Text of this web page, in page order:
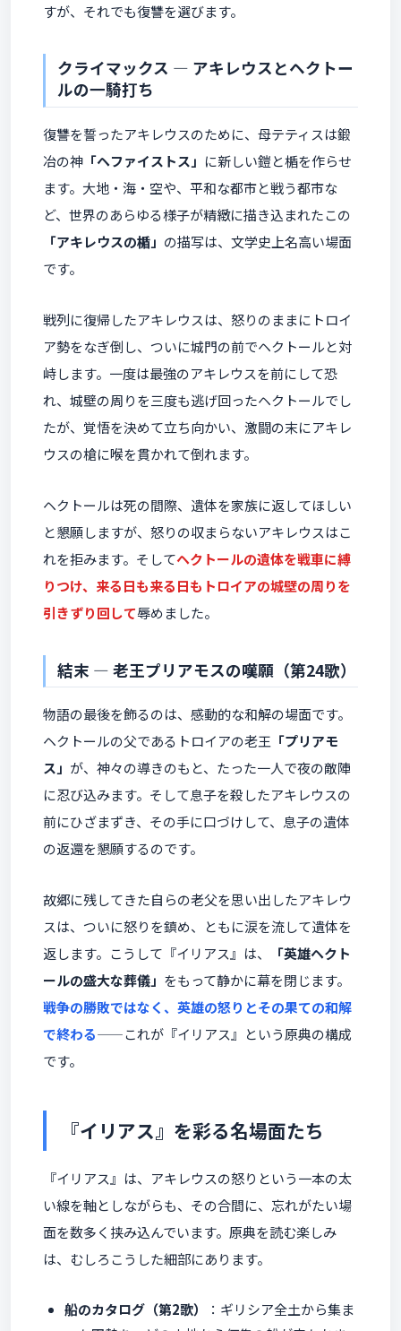
すが、それでも復讐を選びます。
クライマックス ― アキレウスとヘクトー
ルの一騎打ち
復讐を誓ったアキレウスのために、母テティスは鍛
冶の神 「ヘファイストス」 に新しい鎧と楯を作らせ
ます。大地・海・空や、平和な都市と戦う都市な
ど、世界のあらゆる様子が精緻に描き込まれたこの
「アキレウスの楯」 の描写は、文学史上名高い場面
です。
戦列に復帰したアキレウスは、怒りのままにトロイ
ア勢をなぎ倒し、ついに城門の前でヘクトールと対
峙します。一度は最強のアキレウスを前にして恐
れ、城壁の周りを三度も逃げ回ったヘクトールでし
たが、覚悟を決めて立ち向かい、激闘の末にアキレ
ウスの槍に喉を貫かれて倒れます。
ヘクトールは死の間際、遺体を家族に返してほしい
と懇願しますが、怒りの収まらないアキレウスはこ
れを拒みます。そしてヘクトールの遺体を戦車に縛
りつけ、来る日も来る日もトロイアの城壁の周りを
引きずり回して辱めました。
結末 ― 老王プリアモスの嘆願（第24歌）
物語の最後を飾るのは、感動的な和解の場面です。
ヘクトールの父であるトロイアの老王 「プリアモ
ス」 が、神々の導きのもと、たった一人で夜の敵陣
に忍び込みます。そして息子を殺したアキレウスの
前にひざまずき、その手に口づけして、息子の遺体
の返還を懇願するのです。
故郷に残してきた自らの老父を思い出したアキレウ
スは、ついに怒りを鎮め、ともに涙を流して遺体を
返します。こうして『イリアス』は、
「英雄ヘクト
ールの盛大な葬儀」 をもって静かに幕を閉じます。
戦争の勝敗ではなく、英雄の怒りとその果ての和解
で終わる——これが『イリアス』という原典の構成
です。
『イリアス』を彩る名場面たち
『イリアス』は、アキレウスの怒りという一本の太
い線を軸としながらも、その合間に、忘れがたい場
面を数多く挟み込んでいます。原典を読む楽しみ
は、むしろこうした細部にあります。
船のカタログ（第2歌）
：ギリシア全土から集ま